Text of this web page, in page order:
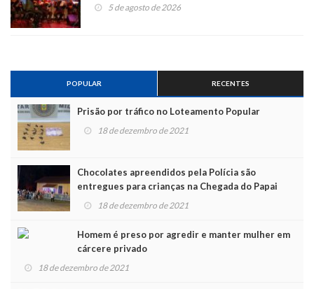
5 de agosto de 2026
POPULAR RECENTES
Prisão por tráfico no Loteamento Popular
18 de dezembro de 2021
Chocolates apreendidos pela Polícia são
entregues para crianças na Chegada do Papai
Noel
18 de dezembro de 2021
Homem é preso por agredir e manter mulher em
cárcere privado
18 de dezembro de 2021